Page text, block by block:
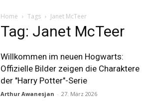
Home Tags Janet McTeer
Tag: Janet McTeer
Willkommen im neuen Hogwarts:
Offizielle Bilder zeigen die Charaktere
der "Harry Potter"-Serie
Arthur Awanesjan - 27. März 2026